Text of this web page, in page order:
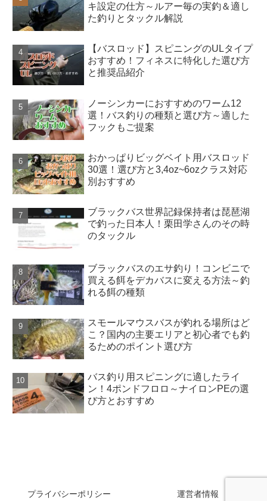
キ設定の仕方～ルアー毎の実釣＆適し
た釣りとタックル解説
【バスロッド】スピニングのULタイプ
おすすめ！フィネスに特化した選び方
と推奨品紹介
ノーシンカーにおすすめのワーム12
選！バス釣りの種類と選び方～適した
フックもご提案
おかっぱりビッグベイト用バスロッド
30選！選び方と3,4oz~6ozクラス対応
別おすすめ
ブラックバス世界記録保持者は琵琶湖
で釣った日本人！栗田学さんのその時
のタックル
ブラックバスのエサ釣り！コンビニで
買える餌をデカバスに変える方法～釣
れる餌の種類
スモールマウスバスが釣れる場所はど
こ？国内の主要エリアと初心者でも釣
るためのポイント選び方
バス釣り用スピニングに適したライ
ン！4ポンドフロロ～ナイロンPEの選
び方とおすすめ
プライバシーポリシー 運営者情報